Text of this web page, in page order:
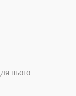
одноразового
нього